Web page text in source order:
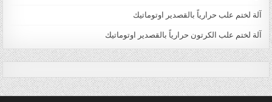
آلة لختم علب حرارياً بالقصدير اوتوماتيك
آلة لختم علب الكرتون حرارياً بالقصدير اوتوماتيك
male enlargement pills
virectin review Male Viagra Online Buy